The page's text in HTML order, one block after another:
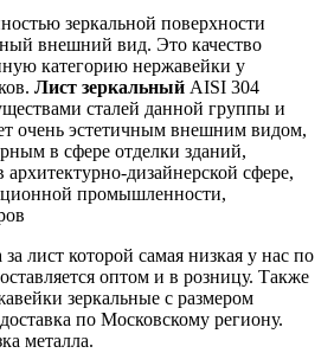
зеркальной поверхности
внешний вид. Это качество
категорию нержавейки у
Лист зеркальный AISI 304
сталей данной группы и
очень эстетичным внешним видом,
в сфере отделки зданий,
архитектурно-дизайнерской сфере,
промышленности,
лист которой самая низкая у нас по
оптом и в розницу. Также
зеркальные с размером
по Московскому региону.
металла.